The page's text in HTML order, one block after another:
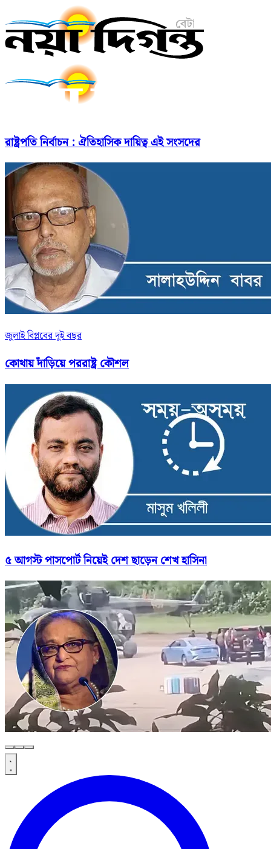
রাষ্ট্রপতি নির্বাচন : ঐতিহাসিক দায়িত্ব এই সংসদের
জুলাই বিপ্লবের দুই বছর
কোথায় দাঁড়িয়ে পররাষ্ট্র কৌশল
৫ আগস্ট পাসপোর্ট নিয়েই দেশ ছাড়েন শেখ হাসিনা